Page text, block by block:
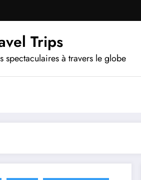
Trips
spectaculaires à travers le globe